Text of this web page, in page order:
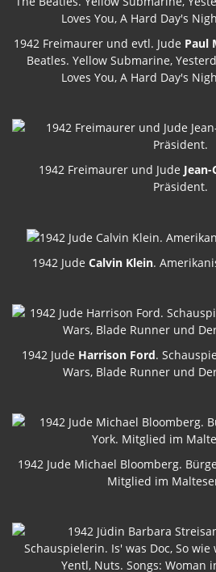
1942 Freimaurer und evtl. Jude Paul
Beatles. Yellow Submarine,
Loves You, A Hard Day's
1942 Freimaurer und Jude
Präsident.
1942 Jude Calvin Klein.
1942 Jude Harrison Ford.
Wars, Blade Runner und
1942 Jude Michael Bloomberg.
Mitglied im